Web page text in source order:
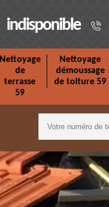
indisponible
Nettoyage
de
terrasse
59
Nettoyage
démoussage
de toiture 59